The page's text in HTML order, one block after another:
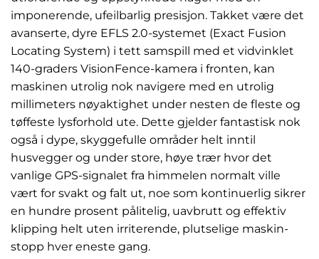
imponerende, ufeilbarlig presisjon. Takket være det
avanserte, dyre EFLS 2.0-systemet (Exact Fusion
Locating System) i tett samspill med et vidvinklet
140-graders VisionFence-kamera i fronten, kan
maskinen utrolig nok navigere med en utrolig
millimeters nøyaktighet under nesten de fleste og
tøffeste lysforhold ute. Dette gjelder fantastisk nok
også i dype, skyggefulle områder helt inntil
husvegger og under store, høye trær hvor det
vanlige GPS-signalet fra himmelen normalt ville
vært for svakt og falt ut, noe som kontinuerlig sikrer
en hundre prosent pålitelig, uavbrutt og effektiv
klipping helt uten irriterende, plutselige maskin-
stopp hver eneste gang.